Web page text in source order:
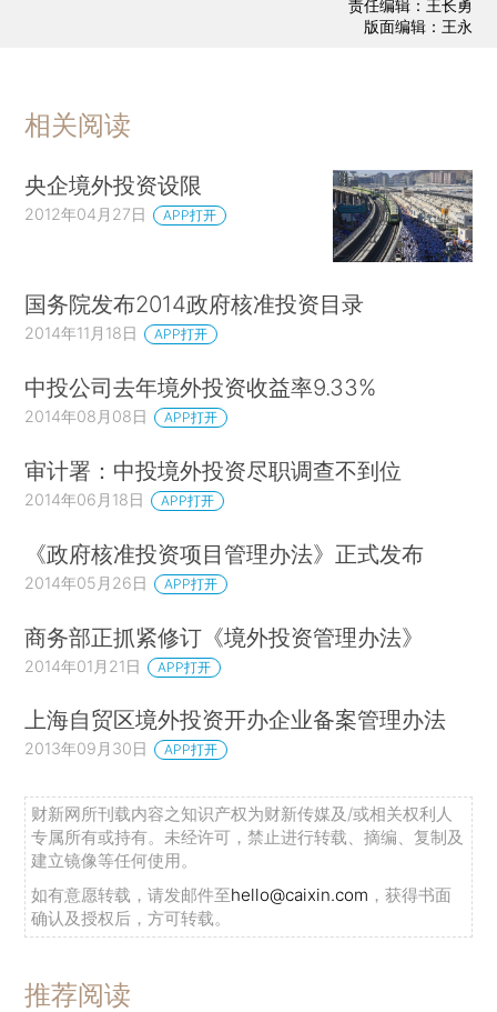
责任编辑：王长勇
版面编辑：王永
相关阅读
央企境外投资设限
2012年04月27日 APP打开
国务院发布2014政府核准投资目录
2014年11月18日 APP打开
中投公司去年境外投资收益率9.33%
2014年08月08日 APP打开
审计署：中投境外投资尽职调查不到位
2014年06月18日 APP打开
《政府核准投资项目管理办法》正式发布
2014年05月26日 APP打开
商务部正抓紧修订《境外投资管理办法》
2014年01月21日 APP打开
上海自贸区境外投资开办企业备案管理办法
2013年09月30日 APP打开
财新网所刊载内容之知识产权为财新传媒及/或相关权利人
专属所有或持有。未经许可，禁止进行转载、摘编、复制及
建立镜像等任何使用。
如有意愿转载，请发邮件至hello@caixin.com ，获得书面
确认及授权后，方可转载。
推荐阅读